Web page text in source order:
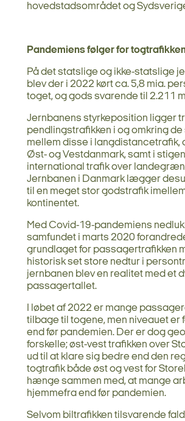
hovedstadsområdet og
Pandemiens følger for
På det statslige og ikke-statslige
blev der i 2022 kørt ca. 5,8 mia.
toget, og gods svarende til 2.211
Jernbanens styrkeposition ligger
pendlingstrafikken i og omkring
mellem disse i langdistancetrafik,
Øst- og Vestdanmark, samt i
international trafik over
Jernbanen i Danmark lægger
til en meget stor godstrafik
kontinentet.
Med Covid-19-pandemiens
samfundet i marts 2020
grundlaget for passagertrafikken
historisk set store nedtur i
jernbanen blev en realitet med et
passagertallet.
I løbet af 2022 er mange
tilbage til togene, men niveauet er
end før pandemien. Der er dog
forskelle; øst-vest trafikken over
ud til at klare sig bedre end den
togtrafik både øst og vest for
hænge sammen med, at mange
hjemmefra end før pandemien.
Selvom biltrafikken tilsvarende